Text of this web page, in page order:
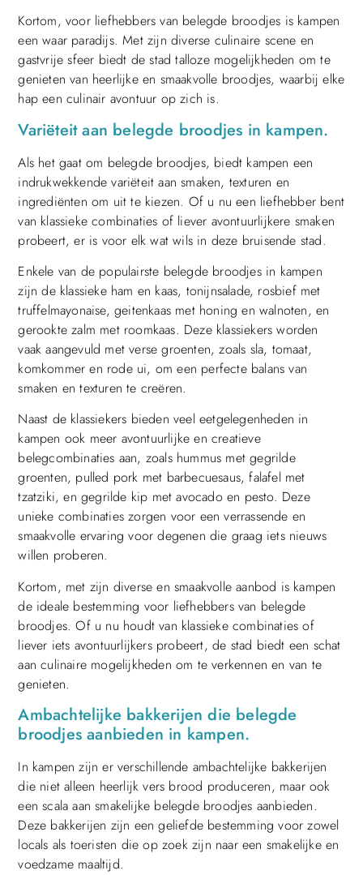
Kortom, voor liefhebbers van belegde broodjes is kampen
een waar paradijs. Met zijn diverse culinaire scene en
gastvrije sfeer biedt de stad talloze mogelijkheden om te
genieten van heerlijke en smaakvolle broodjes, waarbij elke
hap een culinair avontuur op zich is.
Variëteit aan belegde broodjes in kampen.
Als het gaat om belegde broodjes, biedt kampen een
indrukwekkende variëteit aan smaken, texturen en
ingrediënten om uit te kiezen. Of u nu een liefhebber bent
van klassieke combinaties of liever avontuurlijkere smaken
probeert, er is voor elk wat wils in deze bruisende stad.
Enkele van de populairste belegde broodjes in kampen
zijn de klassieke ham en kaas, tonijnsalade, rosbief met
truffelmayonaise, geitenkaas met honing en walnoten, en
gerookte zalm met roomkaas. Deze klassiekers worden
vaak aangevuld met verse groenten, zoals sla, tomaat,
komkommer en rode ui, om een perfecte balans van
smaken en texturen te creëren.
Naast de klassiekers bieden veel eetgelegenheden in
kampen ook meer avontuurlijke en creatieve
belegcombinaties aan, zoals hummus met gegrilde
groenten, pulled pork met barbecuesaus, falafel met
tzatziki, en gegrilde kip met avocado en pesto. Deze
unieke combinaties zorgen voor een verrassende en
smaakvolle ervaring voor degenen die graag iets nieuws
willen proberen.
Kortom, met zijn diverse en smaakvolle aanbod is kampen
de ideale bestemming voor liefhebbers van belegde
broodjes. Of u nu houdt van klassieke combinaties of
liever iets avontuurlijkers probeert, de stad biedt een schat
aan culinaire mogelijkheden om te verkennen en van te
genieten.
Ambachtelijke bakkerijen die belegde
broodjes aanbieden in kampen.
In kampen zijn er verschillende ambachtelijke bakkerijen
die niet alleen heerlijk vers brood produceren, maar ook
een scala aan smakelijke belegde broodjes aanbieden.
Deze bakkerijen zijn een geliefde bestemming voor zowel
locals als toeristen die op zoek zijn naar een smakelijke en
voedzame maaltijd.